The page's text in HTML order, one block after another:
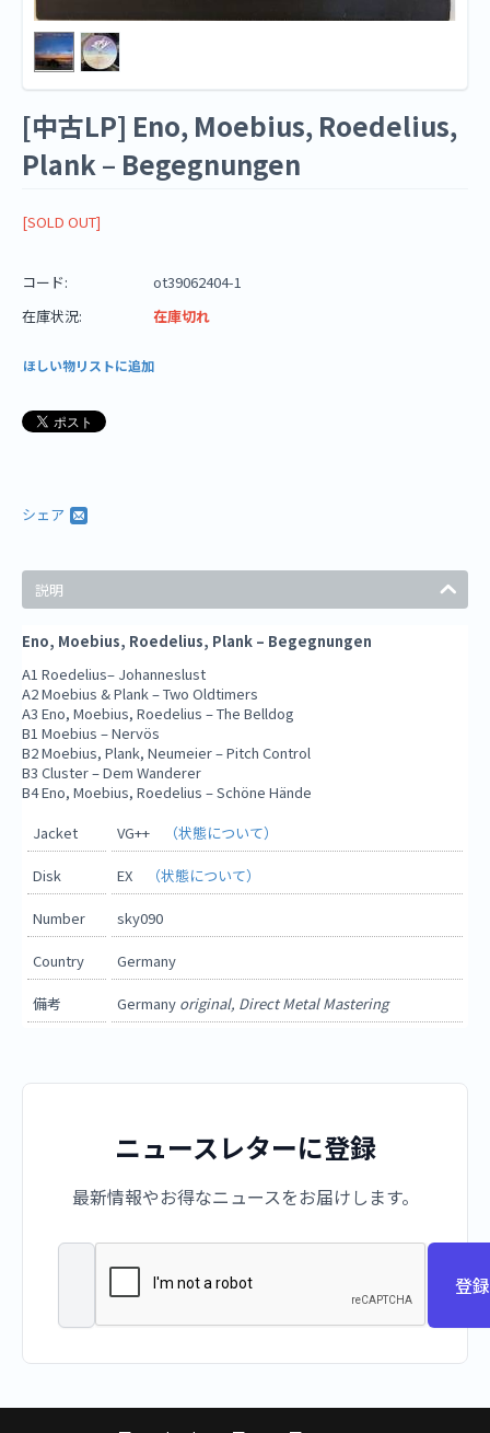
[中古LP] Eno, Moebius, Roedelius,
Plank – Begegnungen
[SOLD OUT]
コード:
ot39062404-1
在庫状況:
在庫切れ
ほしい物リストに追加
シェア
説明
Eno, Moebius, Roedelius, Plank – Begegnungen
A1 Roedelius– Johanneslust
A2 Moebius & Plank – Two Oldtimers
A3 Eno, Moebius, Roedelius – The Belldog
B1 Moebius – Nervös
B2 Moebius, Plank, Neumeier – Pitch Control
B3 Cluster – Dem Wanderer
B4 Eno, Moebius, Roedelius – Schöne Hände
Jacket
VG++ （状態について）
Disk EX （状態について）
Number sky090
Country Germany
備考 Germany original, Direct Metal Mastering
ニュースレターに登録
最新情報やお得なニュースをお届けします。
登